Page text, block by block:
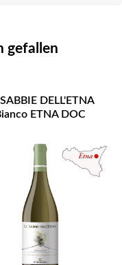
gefallen
SABBIE DELL'ETNA
ETNA DOC